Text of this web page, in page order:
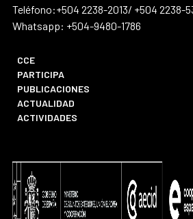
Teléfono:+504 2238-2013/ +504 2238-
Whatsapp: +504-9480-1786
CCE
PARTICIPA
PUBLICACIONES
ACTUALIDAD
ACTIVIDADES